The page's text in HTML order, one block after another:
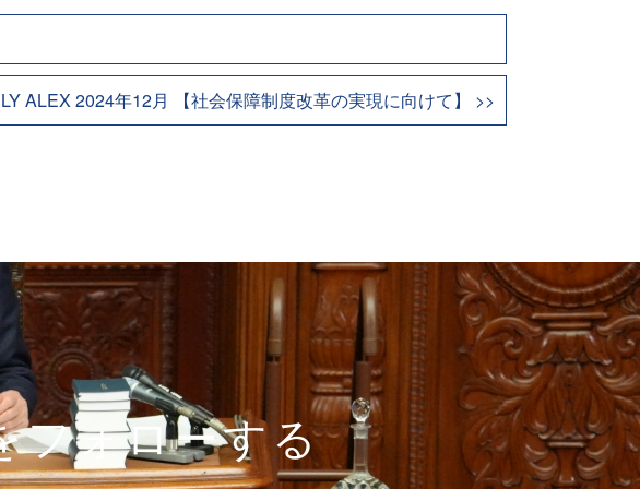
ALEX 2024年12月 【社会保障制度改革の実現に向けて】 >>
フォローする